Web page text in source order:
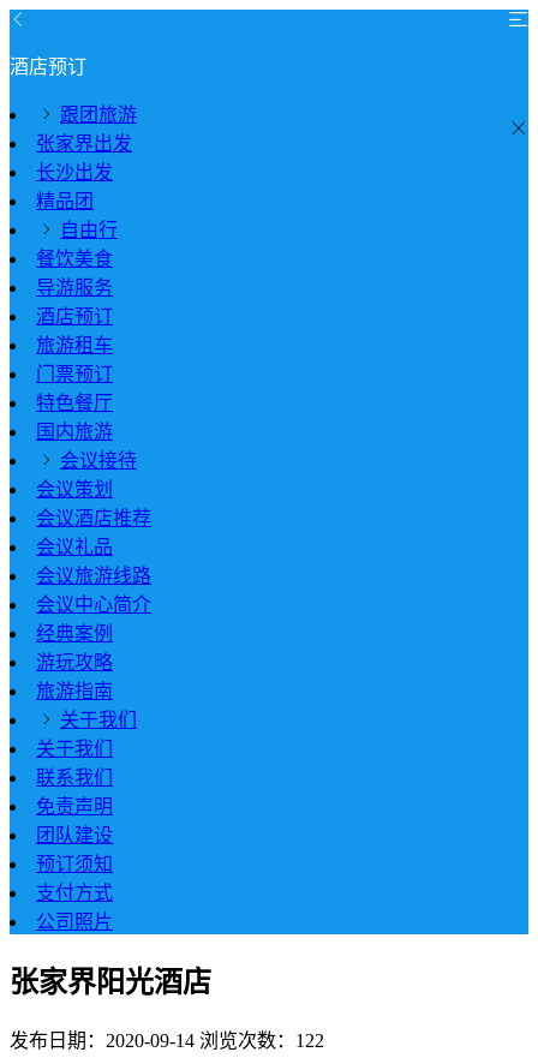
酒店预订
跟团旅游
张家界出发
长沙出发
精品团
自由行
餐饮美食
导游服务
酒店预订
旅游租车
门票预订
特色餐厅
国内旅游
会议接待
会议策划
会议酒店推荐
会议礼品
会议旅游线路
会议中心简介
经典案例
游玩攻略
旅游指南
关于我们
关于我们
联系我们
免责声明
团队建设
预订须知
支付方式
公司照片
张家界阳光酒店
发布日期：2020-09-14 浏览次数：122